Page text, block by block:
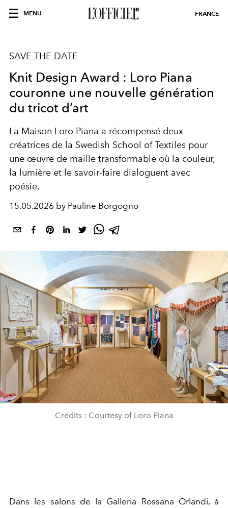
MENU FRANCE
SAVE THE DATE
Knit Design Award : Loro Piana
couronne une nouvelle génération
du tricot d’art
La Maison Loro Piana a récompensé deux
créatrices de la Swedish School of Textiles pour
une œuvre de maille transformable où la couleur,
la lumière et le savoir-faire dialoguent avec
poésie.
15.05.2026 by Pauline Borgogno
Crédits : Courtesy of Loro Piana
Dans les salons de la Galleria Rossana Orlandi, à